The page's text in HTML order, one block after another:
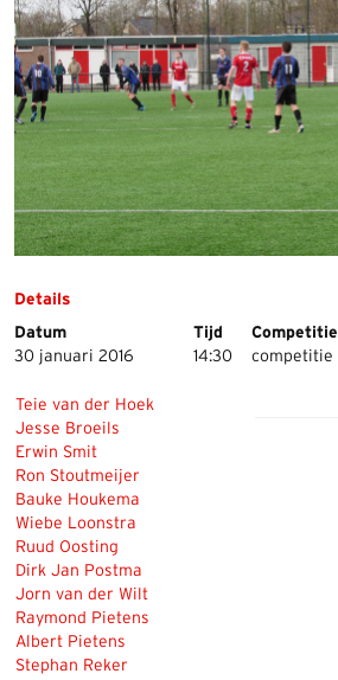
Details
Datum
Tijd Competitie
30 januari 2016
14:30 competitie
Teie van der Hoek
Jesse Broeils
Erwin Smit
Ron Stoutmeijer
Bauke Houkema
Wiebe Loonstra
Ruud Oosting
Dirk Jan Postma
Jorn van der Wilt
Raymond Pietens
Albert Pietens
Stephan Reker